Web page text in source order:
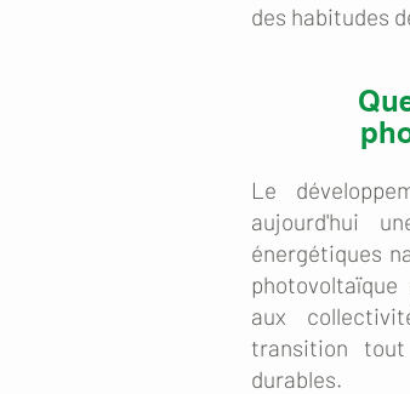
des habitudes
Le
aujourd'hui
énergétiques
aux
transition tout
durables.